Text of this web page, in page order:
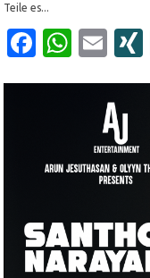
Teile es...